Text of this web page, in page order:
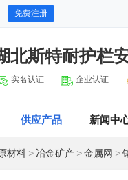
免费注册
北斯特耐护栏
实名认证 企业认证
供应产品 新闻中
材料 > 冶金矿产 >金属网 >